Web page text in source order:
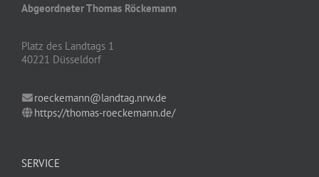
Abgeordneter Thomas Röckemann
Platz des Landtags 1
40221 Düsseldorf
roeckemann@landtag.nrw.de
https://thomas-roeckemann.de/
SERVICE